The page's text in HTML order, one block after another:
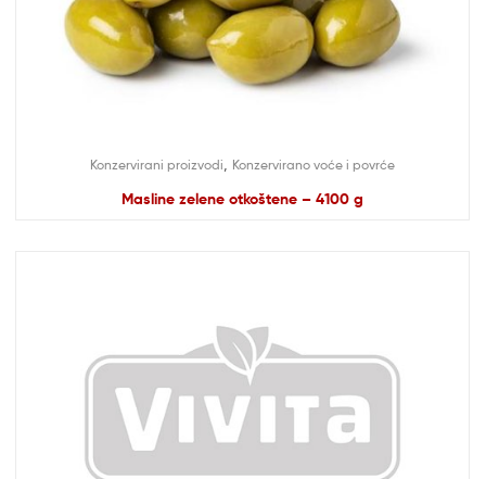
Konzervirani proizvodi Konzervirano voće i povrće
Masline zelene otkoštene – 4100 g